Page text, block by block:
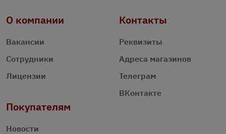
О компании
Вакансии
Сотрудники
Лицензии
Контакты
Реквизиты
Адреса магазинов
Телеграм
ВКонтакте
Покупателям
Новости